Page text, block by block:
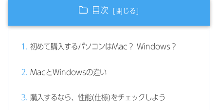
目次
初めて購入するパソコンはMac？ Windows？
MacとWindowsの違い
購入するなら、性能(仕様)をチェックしよう